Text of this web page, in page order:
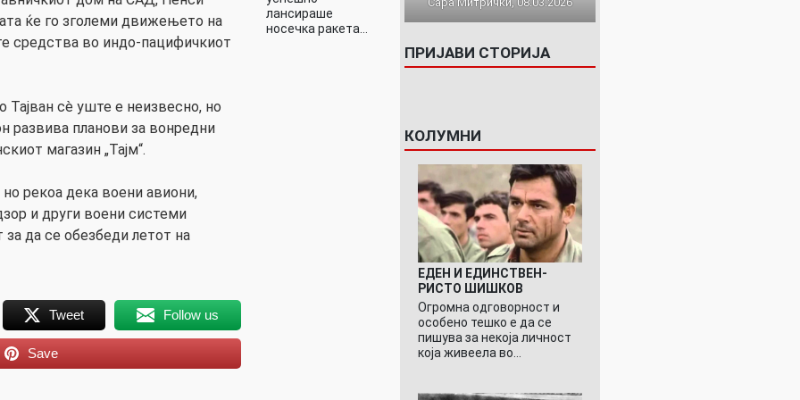
ќе го зголеми движењето на
средства во индо-пацифичкиот
сè уште е неизвесно, но
развива планови за вонредни
магазин „Тајм“.
рекоа дека воени авиони,
и други воени системи
за да се обезбеди летот на
Tweet Follow us
Save
лансираше
носечка ракета…
ПРИЈАВИ СТОРИЈА
КОЛУМНИ
ЕДЕН И ЕДИНСТВЕН-
РИСТО ШИШКОВ
Огромна одговорност и
особено тешко е да се
пишува за некоја личност
која живеела во…